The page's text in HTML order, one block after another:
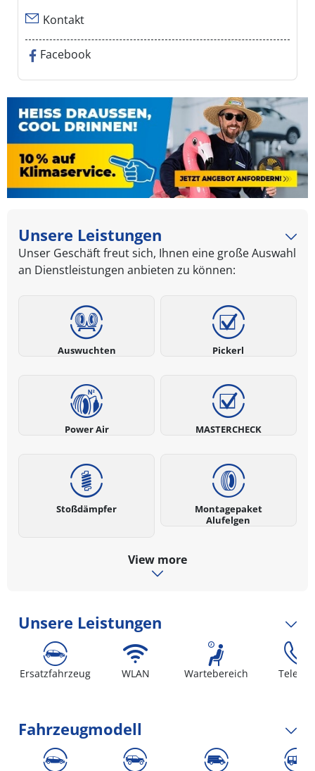
Kontakt
Facebook
Unsere Leistungen
Unser Geschäft freut sich, Ihnen eine große Auswahl
an Dienstleistungen anbieten zu können:
Auswuchten Pickerl
Power Air MASTERCHECK
Stoßdämpfer
Montagepaket
Alufelgen
View more
Unsere Leistungen
Ersatzfahrzeug WLAN Wartebereich Telefon
Fahrzeugmodell